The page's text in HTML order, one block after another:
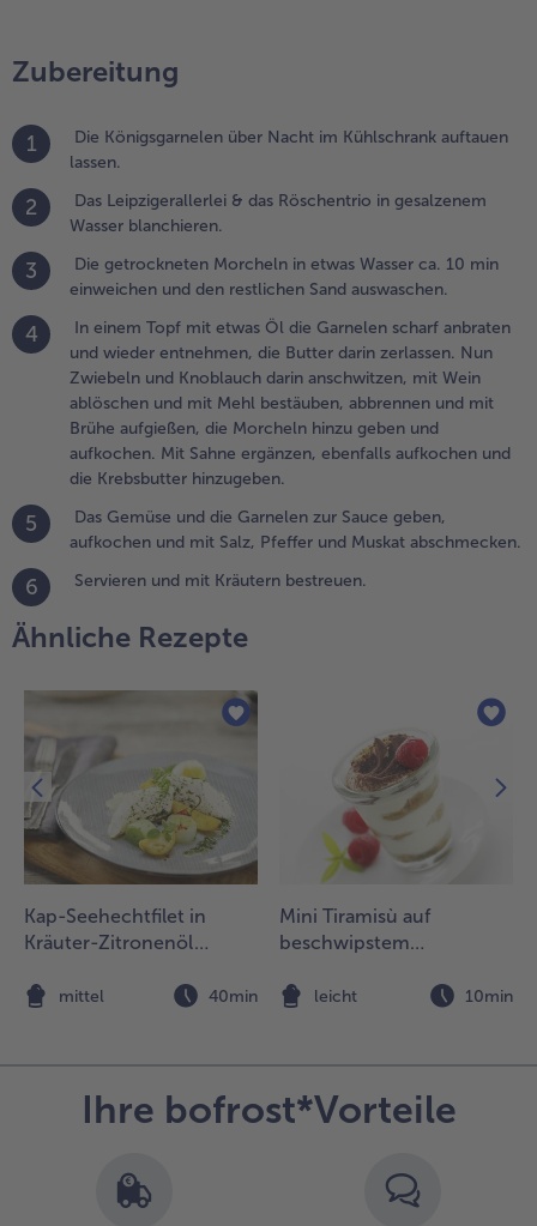
geben
die
Gemüse
zur
geben,
mit Salz,
mit
Zubereitung
1
Die Königsgarnelen über Nacht im Kühlschrank auftauen
lassen.
2
Das Leipzigerallerlei & das Röschentrio in gesalzenem
Wasser blanchieren.
3
Die getrockneten Morcheln in etwas Wasser ca. 10 min
einweichen und den restlichen Sand auswaschen.
4
In einem Topf mit etwas Öl die Garnelen scharf anbraten
und wieder entnehmen, die Butter darin zerlassen. Nun
Zwiebeln und Knoblauch darin anschwitzen, mit Wein
ablöschen und mit Mehl bestäuben, abbrennen und mit
Brühe aufgießen, die Morcheln hinzu geben und
aufkochen. Mit Sahne ergänzen, ebenfalls aufkochen und
die Krebsbutter hinzugeben.
5
Das Gemüse und die Garnelen zur Sauce geben,
aufkochen und mit Salz, Pfeffer und Muskat abschmecken.
6 Servieren und mit Kräutern bestreuen.
Ähnliche Rezepte
Kap-Seehechtfilet in
Kräuter-Zitronenöl
Lauchbeet gedämpft
mittel 40min
Mini Tiramisù auf
beschwipstem
leicht 10min
Ihre bofrost*Vorteile